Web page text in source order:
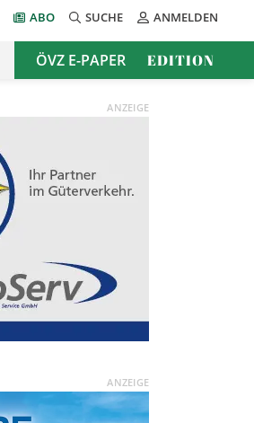
ABO SUCHE ANMELDEN
ÖVZ E-PAPER EDITION
ANZEIGE
ANZEIGE